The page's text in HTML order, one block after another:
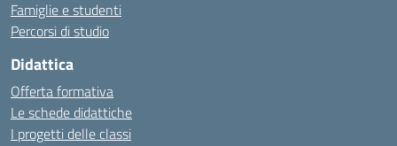
Famiglie e studenti
Percorsi di studio
Didattica
Offerta formativa
Le schede didattiche
I progetti delle classi